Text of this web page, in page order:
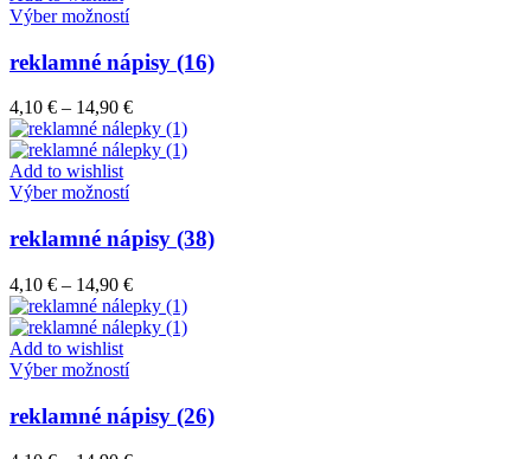
vybrať
na
stránke
produktu.
Výber možnostíTento
má
viacero
variantov.
Možnosti
si
môžete
vybrať
na
stránke
produktu.
reklamné nápisy (16)
4,10 € – 14,90 €Price
range:
4,10 €
Add to wishlist
Výber možnostíTento
má
viacero
variantov.
Možnosti
si
môžete
vybrať
na
stránke
produktu.
reklamné nápisy (38)
4,10 € – 14,90 €Price
range:
4,10 €
Add to wishlist
Výber možnostíTento
má
viacero
variantov.
reklamné nápisy (26)